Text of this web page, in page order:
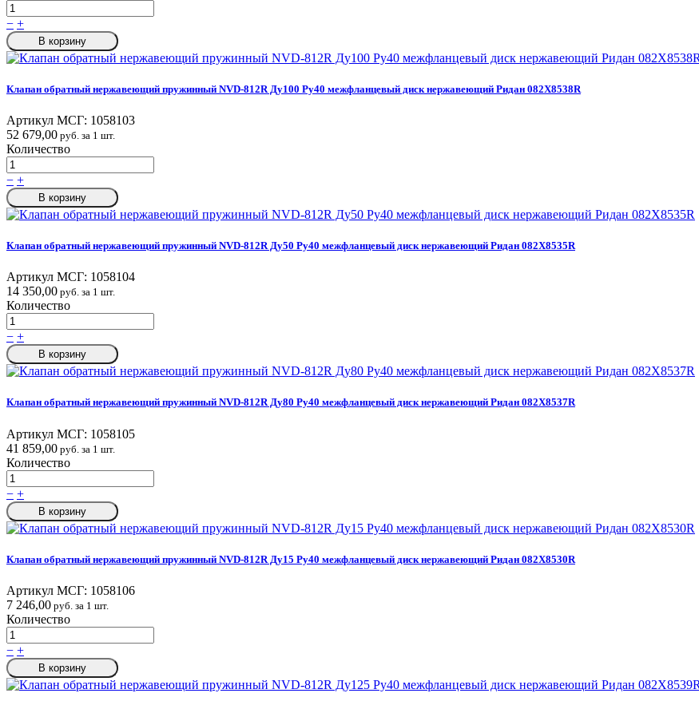
− +
В корзину
Клапан обратный нержавеющий пружинный NVD-812R Ду100 Ру40 межфланцевый диск нержавеющий Ридан 082X8538R
Артикул МСГ: 1058103
52 679,00 руб. за 1 шт.
Количество
− +
В корзину
Клапан обратный нержавеющий пружинный NVD-812R Ду50 Ру40 межфланцевый диск нержавеющий Ридан 082X8535R
Артикул МСГ: 1058104
14 350,00 руб. за 1 шт.
Количество
− +
В корзину
Клапан обратный нержавеющий пружинный NVD-812R Ду80 Ру40 межфланцевый диск нержавеющий Ридан 082X8537R
Артикул МСГ: 1058105
41 859,00 руб. за 1 шт.
Количество
− +
В корзину
Клапан обратный нержавеющий пружинный NVD-812R Ду15 Ру40 межфланцевый диск нержавеющий Ридан 082X8530R
Артикул МСГ: 1058106
7 246,00 руб. за 1 шт.
Количество
− +
В корзину